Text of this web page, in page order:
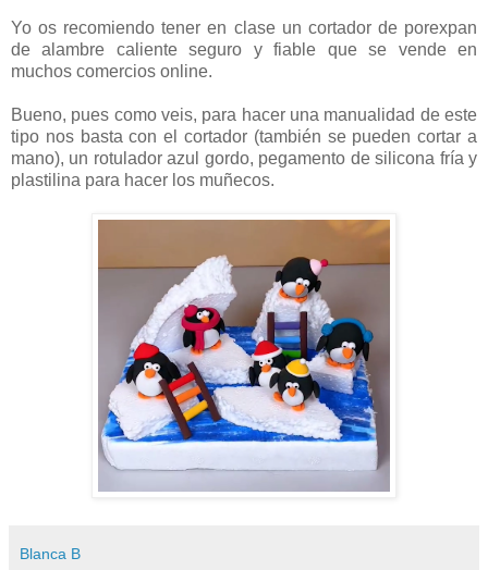
Yo os recomiendo tener en clase un cortador de porexpan
de alambre caliente seguro y fiable que se vende en
muchos comercios online.
Bueno, pues como veis, para hacer una manualidad de este
tipo nos basta con el cortador (también se pueden cortar a
mano), un rotulador azul gordo, pegamento de silicona fría y
plastilina para hacer los muñecos.
Blanca B